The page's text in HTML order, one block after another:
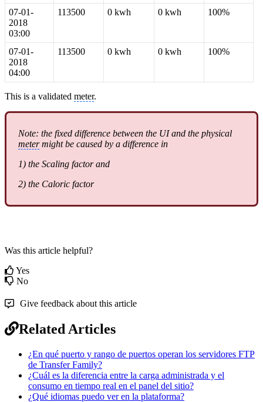
07-01-
2018
03:00
113500 0 kwh 0 kwh 100%
07-01-
2018
04:00
113500 0 kwh 0 kwh 100%
This is a validated meter.
Note: the fixed difference between the UI and the physical
metermight be caused by a difference in
1) the Scaling factor and
2) the Caloric factor
Was this article helpful?
Yes
No
Give feedback about this article
Related Articles
¿En qué puerto y rango de puertos operan los servidores FTP
de Transfer Family?
¿Cuál es la diferencia entre la carga administrada y el
consumo en tiempo real en el panel del sitio?
¿Qué idiomas puedo ver en la plataforma?